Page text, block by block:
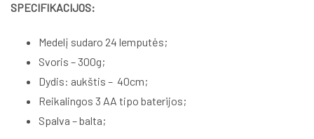
SPECIFIKACIJOS:
Medelį sudaro 24 lemputės;
Svoris – 300g;
Dydis: aukštis – 40cm;
Reikalingos 3 AA tipo baterijos;
Spalva – balta;